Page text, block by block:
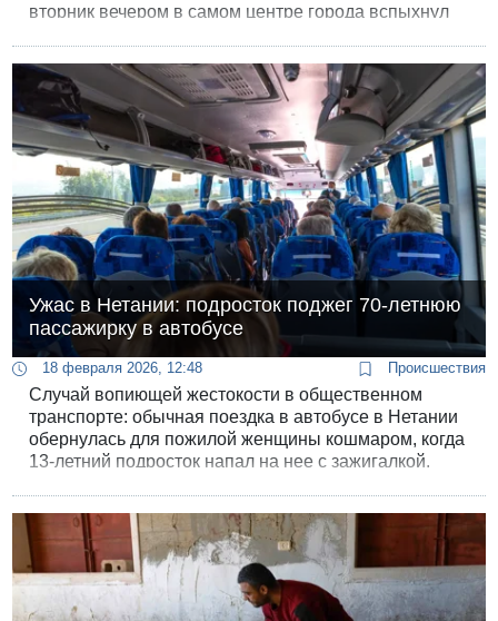
вторник вечером в самом центре города вспыхнул
шести человек и может иметь криминальную
подоплеку.
Ужас в Нетании: подросток поджег 70-летнюю
пассажирку в автобусе
18 февраля 2026, 12:48 Происшествия
Случай вопиющей жестокости в общественном
транспорте: обычная поездка в автобусе в Нетании
обернулась для пожилой женщины кошмаром, когда
13-летний подросток напал на нее с зажигалкой.